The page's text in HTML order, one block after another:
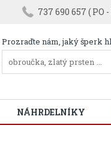
737 690 657 ( PO
Prozraďte nám, jaký šperk
NÁHRDELNÍKY